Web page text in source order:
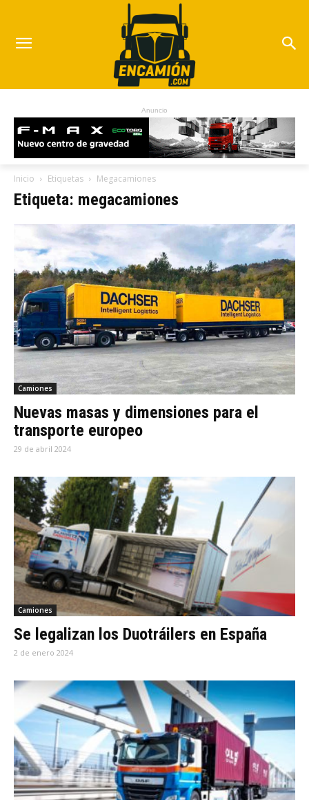
Anuncio
Inicio Etiquetas Megacamiones
Etiqueta: megacamiones
Camiones
Nuevas masas y dimensiones para el
transporte europeo
29 de abril 2024
Camiones
Se legalizan los Duotráilers en España
2 de enero 2024